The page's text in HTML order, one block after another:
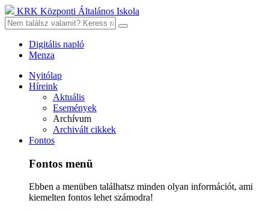
KRK Központi Általános Iskola
Digitális napló
Menza
Nyitólap
Híreink
Aktuális
Események
Archívum
Archivált cikkek
Fontos
Fontos menü
Ebben a menüben találhatsz minden olyan információt, ami
kiemelten fontos lehet számodra!